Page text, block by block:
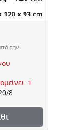
120 x 93 cm
την
1
8